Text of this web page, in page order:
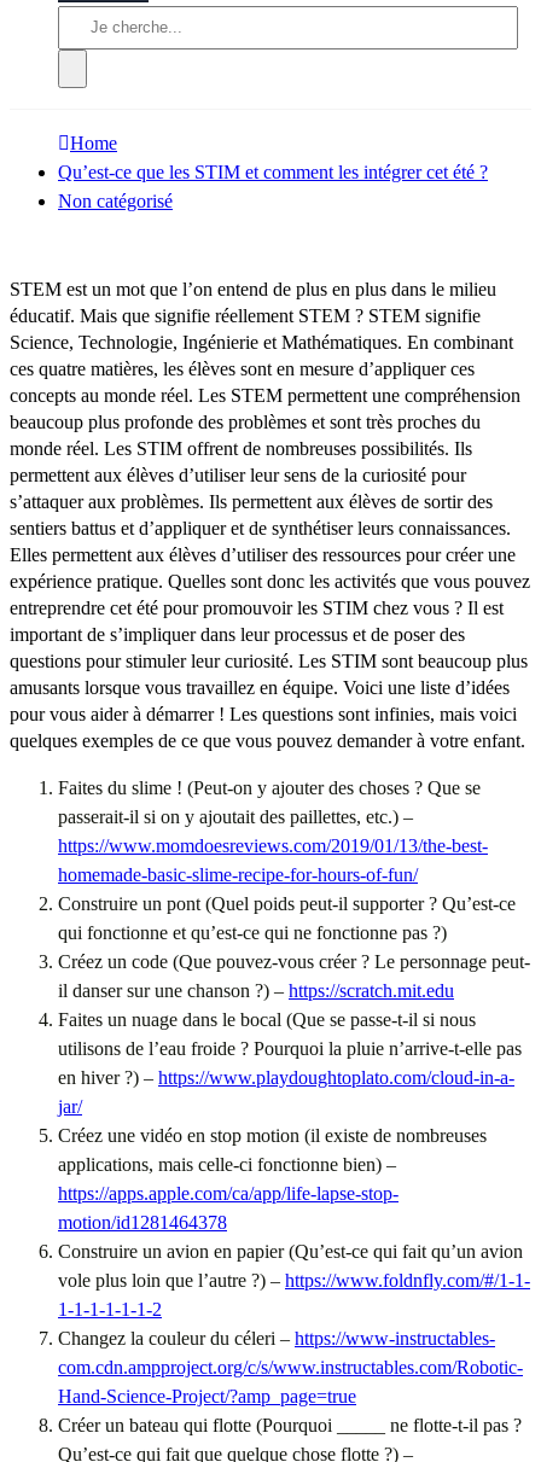
Home
Qu’est-ce que les STIM et comment les intégrer cet été ?
Non catégorisé
STEM est un mot que l’on entend de plus en plus dans le milieu
éducatif. Mais que signifie réellement STEM ? STEM signifie
Science, Technologie, Ingénierie et Mathématiques. En combinant
ces quatre matières, les élèves sont en mesure d’appliquer ces
concepts au monde réel. Les STEM permettent une compréhension
beaucoup plus profonde des problèmes et sont très proches du
monde réel. Les STIM offrent de nombreuses possibilités. Ils
permettent aux élèves d’utiliser leur sens de la curiosité pour
s’attaquer aux problèmes. Ils permettent aux élèves de sortir des
sentiers battus et d’appliquer et de synthétiser leurs connaissances.
Elles permettent aux élèves d’utiliser des ressources pour créer une
expérience pratique. Quelles sont donc les activités que vous pouvez
entreprendre cet été pour promouvoir les STIM chez vous ? Il est
important de s’impliquer dans leur processus et de poser des
questions pour stimuler leur curiosité. Les STIM sont beaucoup plus
amusants lorsque vous travaillez en équipe. Voici une liste d’idées
pour vous aider à démarrer ! Les questions sont infinies, mais voici
quelques exemples de ce que vous pouvez demander à votre enfant.
Faites du slime ! (Peut-on y ajouter des choses ? Que se
passerait-il si on y ajoutait des paillettes, etc.) –
https://www.momdoesreviews.com/2019/01/13/the-best-
homemade-basic-slime-recipe-for-hours-of-fun/
Construire un pont (Quel poids peut-il supporter ? Qu’est-ce
qui fonctionne et qu’est-ce qui ne fonctionne pas ?)
Créez un code (Que pouvez-vous créer ? Le personnage peut-
il danser sur une chanson ?) – https://scratch.mit.edu
Faites un nuage dans le bocal (Que se passe-t-il si nous
utilisons de l’eau froide ? Pourquoi la pluie n’arrive-t-elle pas
en hiver ?) – https://www.playdoughtoplato.com/cloud-in-a-
jar/
Créez une vidéo en stop motion (il existe de nombreuses
applications, mais celle-ci fonctionne bien) –
https://apps.apple.com/ca/app/life-lapse-stop-
motion/id1281464378
Construire un avion en papier (Qu’est-ce qui fait qu’un avion
vole plus loin que l’autre ?) – https://www.foldnfly.com/#/1-1-
1-1-1-1-1-1-2
Changez la couleur du céleri – https://www-instructables-
com.cdn.ampproject.org/c/s/www.instructables.com/Robotic-
Hand-Science-Project/?amp_page=true
Créer un bateau qui flotte (Pourquoi _____ ne flotte-t-il pas ?
Qu’est-ce qui fait que quelque chose flotte ?) –